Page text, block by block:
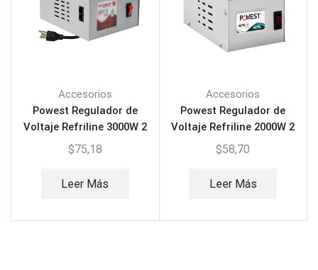
Accesorios
Powest Regulador de
Voltaje Refriline 3000W 2
Tomas
$75,18
Leer Más
Accesorios
Powest Regulador de
Voltaje Refriline 2000W 2
Tomas
$58,70
Leer Más